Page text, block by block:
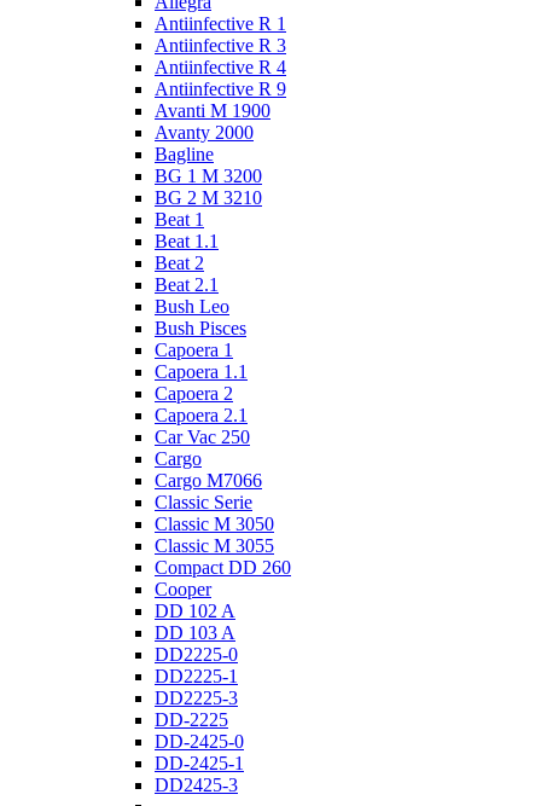
Antiinfective R 1
Antiinfective R 3
Antiinfective R 4
Antiinfective R 9
Avanti M 1900
Avanty 2000
Bagline
BG 1 M 3200
BG 2 M 3210
Beat 1
Beat 1.1
Beat 2
Beat 2.1
Bush Leo
Bush Pisces
Capoera 1
Capoera 1.1
Capoera 2
Capoera 2.1
Car Vac 250
Cargo
Cargo M7066
Classic Serie
Classic M 3050
Classic M 3055
Compact DD 260
Cooper
DD 102 A
DD 103 A
DD2225-0
DD2225-1
DD2225-3
DD-2225
DD-2425-0
DD-2425-1
DD2425-3